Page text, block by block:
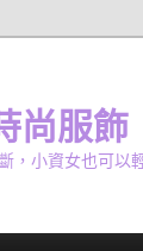
尚服飾
，小資女也可以